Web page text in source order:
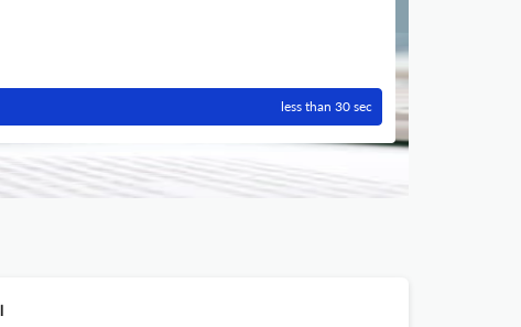
less than 30 sec